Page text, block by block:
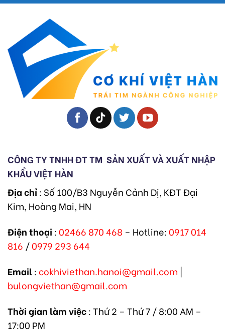
CÔNG TY TNHH ĐT TM SẢN XUẤT VÀ XUẤT NHẬP
KHẨU VIỆT HÀN
Địa chỉ: Số 100/B3 Nguyễn Cảnh Dị, KĐT Đại
Kim, Hoàng Mai, HN
Điện thoại : 02466 870 468 – Hotline: 0917 014
816 /0979 293 644
Email: cokhiviethan.hanoi@gmail.com |
bulongviethan@gmail.com
Thời gian làm việc: Thứ 2 – Thứ 7 / 8:00 AM –
17:00 PM